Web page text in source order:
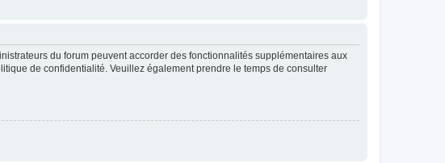
du forum peuvent accorder des fonctionnalités supplémentaires aux
de confidentialité. Veuillez également prendre le temps de consulter